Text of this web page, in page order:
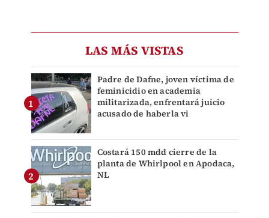
LAS MÁS VISTAS
Padre de Dafne, joven víctima de
feminicidio en academia
militarizada, enfrentará juicio
acusado de haberla vi
Costará 150 mdd cierre de la
planta de Whirlpool en Apodaca,
NL